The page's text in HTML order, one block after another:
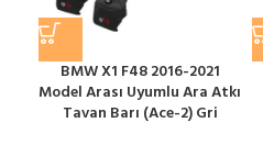
BMW X1 F48 2016-2021
Model Arası Uyumlu Ara Atkı
Tavan Barı (Ace-2) Gri